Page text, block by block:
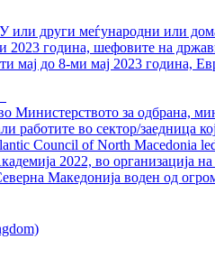
или други меѓународни или
2023 година, шефовите на
мај до 8-ми мај 2023 година,
Министерството за одбрана,
работите во сектор/заедница
Council of North Macedonia
2022, во организација
Македонија воден од